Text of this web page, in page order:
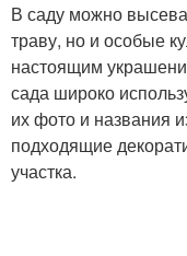
В саду можно
траву, но и особые
настоящим
сада широко
их фото и названия
подходящие
участка.